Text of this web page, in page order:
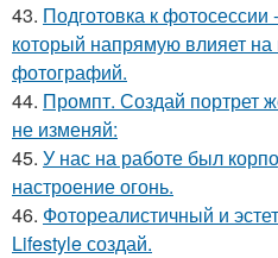
43. Подготовка к фотосессии
который напрямую влияет на
фотографий.
44. Промпт. Создай портрет
не изменяй:
45. У нас на работе был
настроение огонь.
46. Фотореалистичный и
Lifestyle создай.